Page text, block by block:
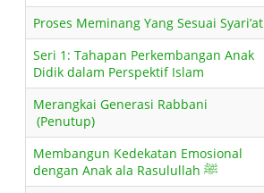
Proses Meminang Yang Sesuai Syari’at
Seri 1: Tahapan Perkembangan Anak
Didik dalam Perspektif Islam
Merangkai Generasi Rabbani
(Penutup)
Membangun Kedekatan Emosional
dengan Anak ala Rasulullah ﷺ